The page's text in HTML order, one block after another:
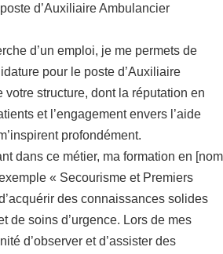
d’Auxiliaire Ambulancier
d’un emploi, je me permets de
pour le poste d’Auxiliaire
structure, dont la réputation en
et l’engagement envers l’aide
profondément.
dans ce métier, ma formation en [nom
« Secourisme et Premiers
des connaissances solides
de soins d’urgence. Lors de mes
d’observer et d’assister des